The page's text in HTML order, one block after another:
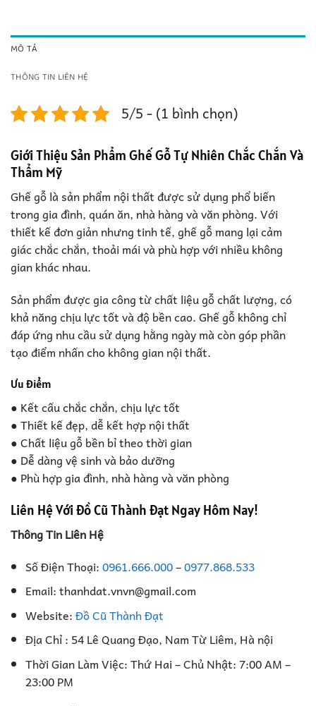
MÔ TẢ
THÔNG TIN LIÊN HỆ
5/5 - (1 bình chọn)
Giới Thiệu Sản Phẩm Ghế Gỗ Tự Nhiên Chắc Chắn Và
Thẩm Mỹ
Ghế gỗ là sản phẩm nội thất được sử dụng phổ biến
trong gia đình, quán ăn, nhà hàng và văn phòng. Với
thiết kế đơn giản nhưng tinh tế, ghế gỗ mang lại cảm
giác chắc chắn, thoải mái và phù hợp với nhiều không
gian khác nhau.
Sản phẩm được gia công từ chất liệu gỗ chất lượng, có
khả năng chịu lực tốt và độ bền cao. Ghế gỗ không chỉ
đáp ứng nhu cầu sử dụng hằng ngày mà còn góp phần
tạo điểm nhấn cho không gian nội thất.
Ưu điểm
● Kết cấu chắc chắn, chịu lực tốt
● Thiết kế đẹp, dễ kết hợp nội thất
● Chất liệu gỗ bền bỉ theo thời gian
● Dễ dàng vệ sinh và bảo dưỡng
● Phù hợp gia đình, nhà hàng và văn phòng
Liên Hệ Với Đồ Cũ Thành Đạt Ngay Hôm Nay!
Thông Tin Liên Hệ
Số Điện Thoại:0961.666.000–0977.868.533
Email: thanhdat.vnvn@gmail.com
Website:Đồ Cũ Thành Đạt
Địa Chỉ : 54 Lê Quang Đạo, Nam Từ Liêm, Hà nội
Thời Gian Làm Việc: Thứ Hai – Chủ Nhật: 7:00 AM –
23:00 PM